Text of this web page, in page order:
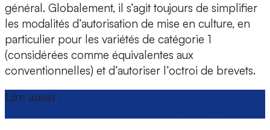
général. Globalement, il s’agit toujours de simplifier
les modalités d’autorisation de mise en culture, en
particulier pour les variétés de catégorie 1
(considérées comme équivalentes aux
conventionnelles) et d’autoriser l’octroi de brevets.
Lire aussi :